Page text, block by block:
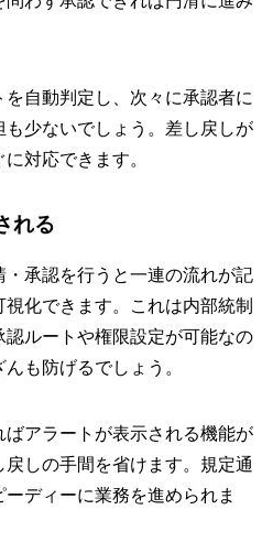
自動判定し、次々に承認者に
少ないでしょう。差し戻しが
対応できます。
れる
承認を行うと一連の流れが記
化できます。これは内部統制
ルートや権限設定が可能なの
も防げるでしょう。
アラートが表示される機能が
しの手間を省けます。規定通
ディーに業務を進められま